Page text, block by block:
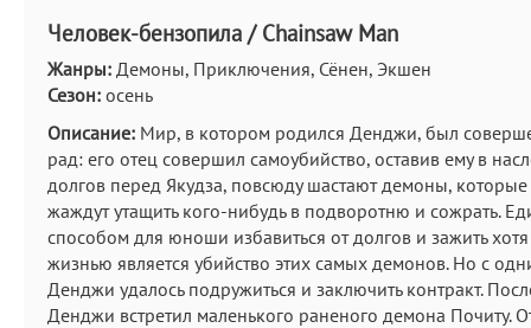
Человек-бензопила / Chainsaw Man
Жанры: Демоны, Приключения, Сёнен, Экшен
Сезон: осень
Описание: Мир, в котором родился Денджи, был
рад: его отец совершил самоубийство, оставив ему в
долгов перед Якудза, повсюду шастают демоны, которые
жаждут утащить кого-нибудь в подворотню и сожрать.
способом для юноши избавиться от долгов и зажить
жизнью является убийство этих самых демонов. Но с
Денджи удалось подружиться и заключить контракт.
Денджи встретил маленького раненого демона Почиту.